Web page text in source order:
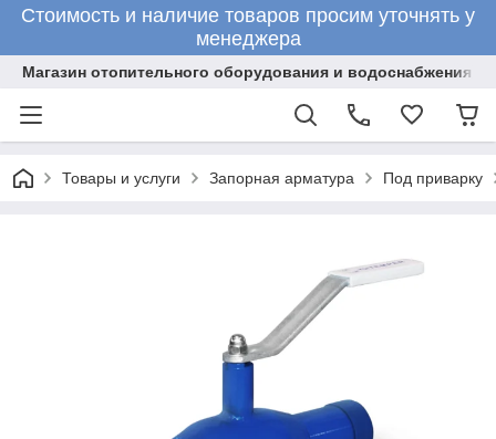
Стоимость и наличие товаров просим уточнять у
менеджера
Магазин отопительного оборудования и водоснабжения
Товары и услуги Запорная арматура Под приварку